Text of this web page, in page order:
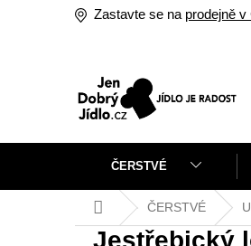
Zastavte se na prodejně v
ČERSTVÉ
Domů ČERSTVÉ
Jestřebický